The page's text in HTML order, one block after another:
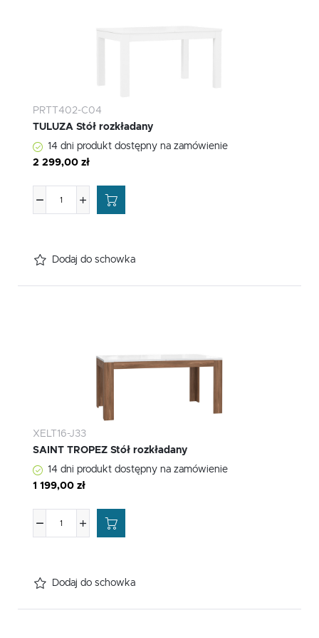
PRTT402-C04
TULUZA Stół rozkładany
14 dni produkt dostępny na zamówienie
2 299,00 zł
Dodaj do schowka
XELT16-J33
SAINT TROPEZ Stół rozkładany
14 dni produkt dostępny na zamówienie
1 199,00 zł
Dodaj do schowka